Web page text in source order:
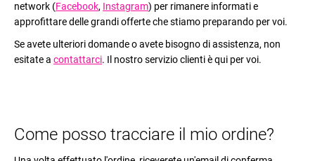
network (Facebook, Instagram) per rimanere informati e
approfittare delle grandi offerte che stiamo preparando per voi.
Se avete ulteriori domande o avete bisogno di assistenza, non
esitate a contattarci. Il nostro servizio clienti è qui per voi.
Come posso tracciare il mio ordine?